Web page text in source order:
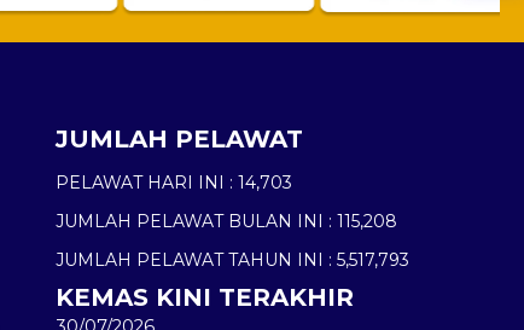
JUMLAH PELAWAT
PELAWAT HARI INI : 14,703
JUMLAH PELAWAT BULAN INI : 115,208
JUMLAH PELAWAT TAHUN INI : 5,517,793
KEMAS KINI TERAKHIR